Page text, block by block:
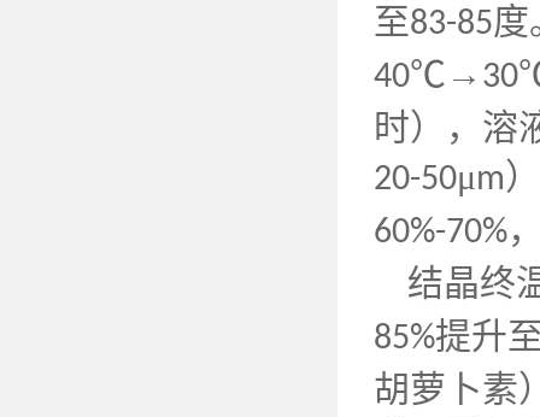
至83-85度
40℃→ 30
时），溶
20-50μm
60%-70%
结晶终
85%提升
胡萝卜素